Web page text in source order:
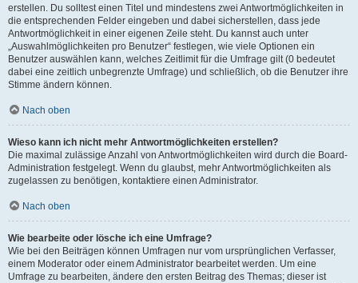
erstellen. Du solltest einen Titel und mindestens zwei Antwortmöglichkeiten in
die entsprechenden Felder eingeben und dabei sicherstellen, dass jede
Antwortmöglichkeit in einer eigenen Zeile steht. Du kannst auch unter
„Auswahlmöglichkeiten pro Benutzer“ festlegen, wie viele Optionen ein
Benutzer auswählen kann, welches Zeitlimit für die Umfrage gilt (0 bedeutet
dabei eine zeitlich unbegrenzte Umfrage) und schließlich, ob die Benutzer ihre
Stimme ändern können.
Nach oben
Wieso kann ich nicht mehr Antwortmöglichkeiten erstellen?
Die maximal zulässige Anzahl von Antwortmöglichkeiten wird durch die Board-
Administration festgelegt. Wenn du glaubst, mehr Antwortmöglichkeiten als
zugelassen zu benötigen, kontaktiere einen Administrator.
Nach oben
Wie bearbeite oder lösche ich eine Umfrage?
Wie bei den Beiträgen können Umfragen nur vom ursprünglichen Verfasser,
einem Moderator oder einem Administrator bearbeitet werden. Um eine
Umfrage zu bearbeiten, ändere den ersten Beitrag des Themas; dieser ist